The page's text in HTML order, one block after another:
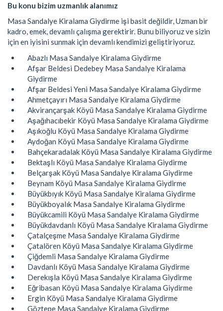
Bu konu bizim uzmanlık alanımız
Masa Sandalye Kiralama Giydirme işi basit değildir, Uzman bir
kadro, emek, devamlı çalışma gerektirir. Bunu biliyoruz ve sizin
için en iyisini sunmak için devamlı kendimizi geliştiriyoruz.
Abazlı Masa Sandalye Kiralama Giydirme
Afşar Beldesi Dedebey Masa Sandalye Kiralama
Giydirme
Afşar Beldesi Yeni Masa Sandalye Kiralama Giydirme
Ahmetçayırı Masa Sandalye Kiralama Giydirme
Akvirançarşak Köyü Masa Sandalye Kiralama Giydirme
Aşağıhacıbekir Köyü Masa Sandalye Kiralama Giydirme
Aşıkoğlu Köyü Masa Sandalye Kiralama Giydirme
Aydoğan Köyü Masa Sandalye Kiralama Giydirme
Bahçekaradalak Köyü Masa Sandalye Kiralama Giydirme
Bektaşlı Köyü Masa Sandalye Kiralama Giydirme
Belçarşak Köyü Masa Sandalye Kiralama Giydirme
Beynam Köyü Masa Sandalye Kiralama Giydirme
Büyükbıyık Köyü Masa Sandalye Kiralama Giydirme
Büyükboyalık Masa Sandalye Kiralama Giydirme
Büyükcamili Köyü Masa Sandalye Kiralama Giydirme
Büyükdavdanlı Köyü Masa Sandalye Kiralama Giydirme
Çatalçeşme Masa Sandalye Kiralama Giydirme
Çatalören Köyü Masa Sandalye Kiralama Giydirme
Çiğdemli Masa Sandalye Kiralama Giydirme
Davdanlı Köyü Masa Sandalye Kiralama Giydirme
Derekışla Köyü Masa Sandalye Kiralama Giydirme
Eğribasan Köyü Masa Sandalye Kiralama Giydirme
Ergin Köyü Masa Sandalye Kiralama Giydirme
Göztepe Masa Sandalye Kiralama Giydirme